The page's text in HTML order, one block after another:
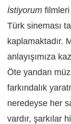
İstiyorum
Türk sineması
kaplamaktadır.
anlayışımıza
Öte yandan
farkındalık
neredeyse her
vardır, şarkılar